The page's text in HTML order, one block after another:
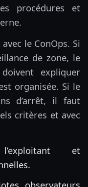
procédures et
le ConOps. Si
de zone, le
expliquer
organisée. Si le
d’arrêt, il faut
critères et avec
et